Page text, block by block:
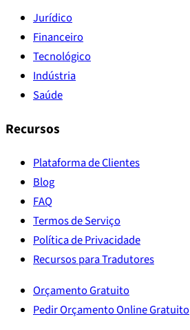
Jurídico
Financeiro
Tecnológico
Indústria
Saúde
Recursos
Plataforma de Clientes
Blog
FAQ
Termos de Serviço
Política de Privacidade
Recursos para Tradutores
Orçamento Gratuito
Pedir Orçamento Online Gratuito